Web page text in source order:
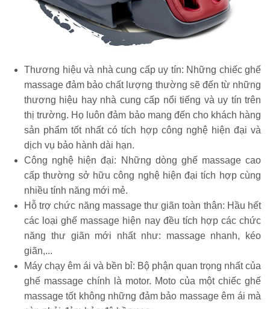
Thương hiệu và nhà cung cấp uy tín: Những chiếc ghế
massage đảm bảo chất lượng thường sẽ đến từ những
thương hiệu hay nhà cung cấp nổi tiếng và uy tín trên
thị trường. Họ luôn đảm bảo mang đến cho khách hàng
sản phẩm tốt nhất có tích hợp công nghệ hiện đại và
dịch vụ bảo hành dài hạn.
Công nghệ hiện đại: Những dòng ghế massage cao
cấp thường sở hữu công nghệ hiện đại tích hợp cùng
nhiều tính năng mới mẻ.
Hỗ trợ chức năng massage thư giãn toàn thân: Hầu hết
các loại ghế massage hiện nay đều tích hợp các chức
năng thư giãn mới nhất như: massage nhanh, kéo
giãn,...
Máy chạy êm ái và bền bỉ: Bộ phận quan trọng nhất của
ghế massage chính là motor. Moto của một chiếc ghế
massage tốt không những đảm bảo massage êm ái mà